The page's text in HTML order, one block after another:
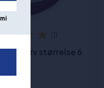
Kurv størrelse 6